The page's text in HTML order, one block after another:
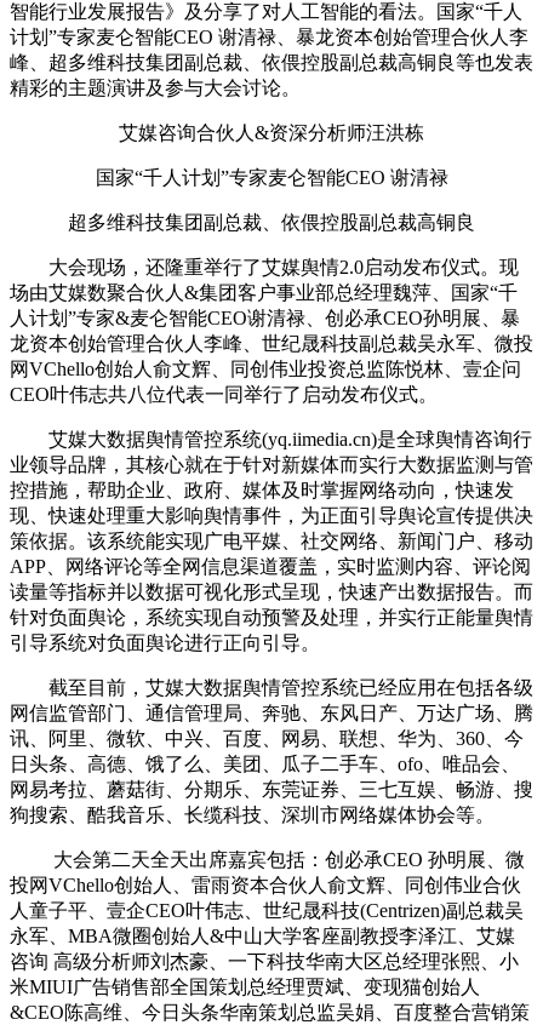
智能行业发展报告》及分享了对人工智能的看法。国家“千人
计划”专家麦仑智能CEO 谢清禄、暴龙资本创始管理合伙人李
峰、超多维科技集团副总裁、依偎控股副总裁高铜良等也发表
精彩的主题演讲及参与大会讨论。
艾媒咨询合伙人&资深分析师汪洪栋
国家“千人计划”专家麦仑智能CEO 谢清禄
超多维科技集团副总裁、依偎控股副总裁高铜良
大会现场，还隆重举行了艾媒舆情2.0启动发布仪式。现
场由艾媒数聚合伙人&集团客户事业部总经理魏萍、国家“千
人计划”专家&麦仑智能CEO谢清禄、创必承CEO孙明展、暴
龙资本创始管理合伙人李峰、世纪晟科技副总裁吴永军、微投
网VChello创始人俞文辉、同创伟业投资总监陈悦林、壹企问
CEO叶伟志共八位代表一同举行了启动发布仪式。
艾媒大数据舆情管控系统(yq.iimedia.cn)是全球舆情咨询行
业领导品牌，其核心就在于针对新媒体而实行大数据监测与管
控措施，帮助企业、政府、媒体及时掌握网络动向，快速发
现、快速处理重大影响舆情事件，为正面引导舆论宣传提供决
策依据。该系统能实现广电平媒、社交网络、新闻门户、移动
APP、网络评论等全网信息渠道覆盖，实时监测内容、评论阅
读量等指标并以数据可视化形式呈现，快速产出数据报告。而
针对负面舆论，系统实现自动预警及处理，并实行正能量舆情
引导系统对负面舆论进行正向引导。
截至目前，艾媒大数据舆情管控系统已经应用在包括各级
网信监管部门、通信管理局、奔驰、东风日产、万达广场、腾
讯、阿里、微软、中兴、百度、网易、联想、华为、360、今
日头条、高德、饿了么、美团、瓜子二手车、ofo、唯品会、
网易考拉、蘑菇街、分期乐、东莞证券、三七互娱、畅游、搜
狗搜索、酷我音乐、长缆科技、深圳市网络媒体协会等。
大会第二天全天出席嘉宾包括：创必承CEO 孙明展、微
投网VChello创始人、雷雨资本合伙人俞文辉、同创伟业合伙
人童子平、壹企CEO叶伟志、世纪晟科技(Centrizen)副总裁吴
永军、MBA微圈创始人&中山大学客座副教授李泽江、艾媒
咨询 高级分析师刘杰豪、一下科技华南大区总经理张熙、小
米MIUI广告销售部全国策划总经理贾斌、变现猫创始人
&CEO陈高维、今日头条华南策划总监吴娟、百度整合营销策